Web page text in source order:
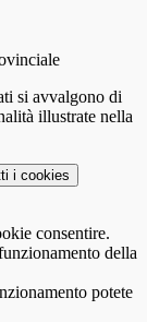
si avvalgono di
illustrate nella
i cookies
consentire.
della
potete